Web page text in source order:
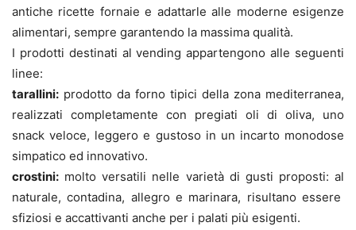
antiche ricette fornaie e adattarle alle moderne esigenze
alimentari, sempre garantendo la massima qualità.
I prodotti destinati al vending appartengono alle seguenti
linee:
tarallini: prodotto da forno tipici della zona mediterranea,
realizzati completamente con pregiati oli di oliva, uno
snack veloce, leggero e gustoso in un incarto monodose
simpatico ed innovativo.
crostini: molto versatili nelle varietà di gusti proposti: al
naturale, contadina, allegro e marinara, risultano essere
sfiziosi e accattivanti anche per i palati più esigenti.